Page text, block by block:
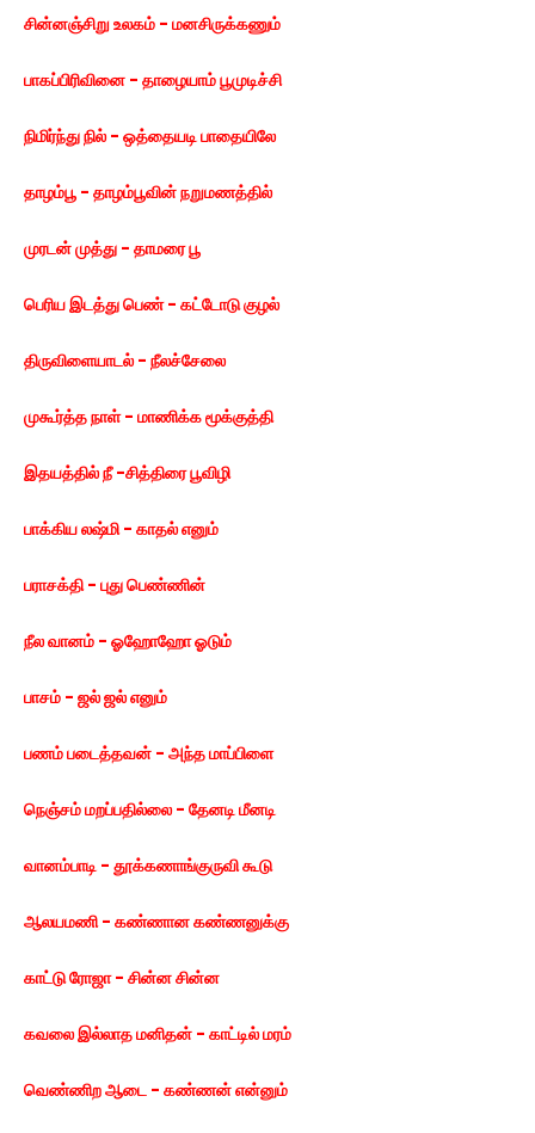
சின்னஞ்சிறு உலகம் - மனசிருக்கணும்
பாகப்பிரிவினை - தாழையாம் பூமுடிச்சி
நிமிர்ந்து நில் - ஒத்தையடி பாதையிலே
தாழம்பூ - தாழம்பூவின் நறுமணத்தில்
முரடன் முத்து - தாமரை பூ
பெரிய இடத்து பெண் - கட்டோடு குழல்
திருவிளையாடல் - நீலச்சேலை
முகூர்த்த நாள் - மாணிக்க மூக்குத்தி
இதயத்தில் நீ -சித்திரை பூவிழி
பாக்கிய லஷ்மி - காதல் எனும்
பராசக்தி - புது பெண்ணின்
நீல வானம் - ஓஹோஹோ ஓடும்
பாசம் - ஜல் ஜல் எனும்
பணம் படைத்தவன் - அந்த மாப்பிளை
நெஞ்சம் மறப்பதில்லை - தேனடி மீனடி
வானம்பாடி - தூக்கணாங்குருவி கூடு
ஆலயமணி - கண்ணான கண்ணனுக்கு
காட்டு ரோஜா - சின்ன சின்ன
கவலை இல்லாத மனிதன் - காட்டில் மரம்
வெண்ணிற ஆடை - கண்ணன் என்னும்